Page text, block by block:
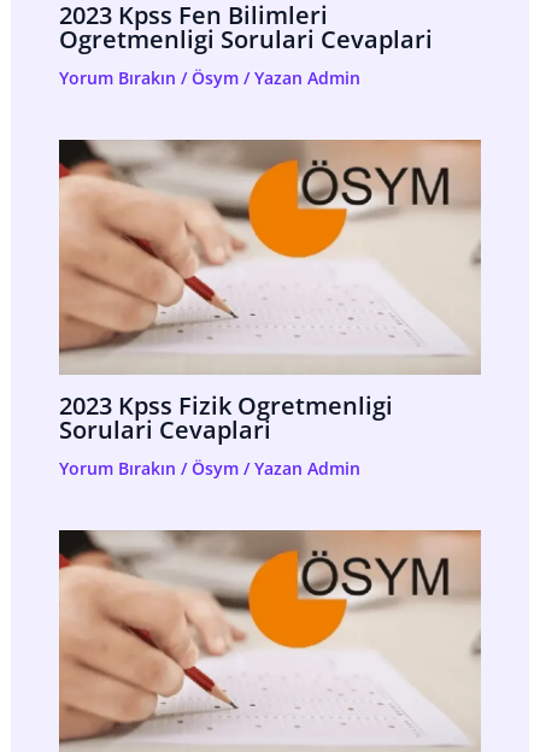
2023 Kpss Fen Bilimleri
Ogretmenligi Sorulari Cevaplari
Yorum Bırakın /Ösym/ Yazan Admin
2023 Kpss Fizik Ogretmenligi
Sorulari Cevaplari
Yorum Bırakın /Ösym/ Yazan Admin